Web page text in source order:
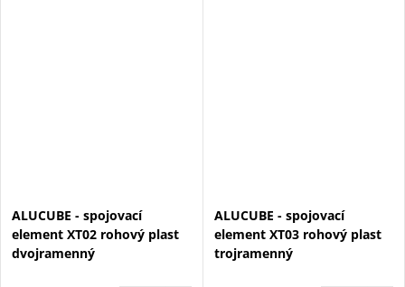
ALUCUBE - spojovací
element XT02 rohový plast
dvojramenný
ALUCUBE - spojovací
element XT03 rohový plast
trojramenný